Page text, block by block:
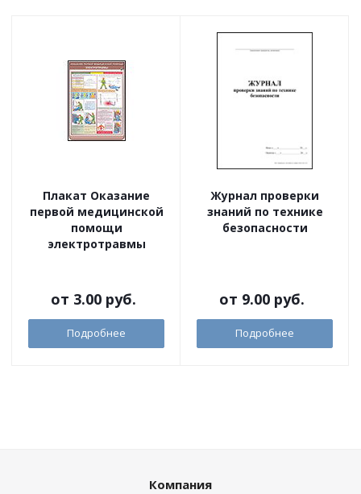
Плакат Оказание
первой медицинской
помощи
электротравмы
от 3.00 руб.
Подробнее
Журнал проверки
знаний по технике
безопасности
от 9.00 руб.
Подробнее
Компания